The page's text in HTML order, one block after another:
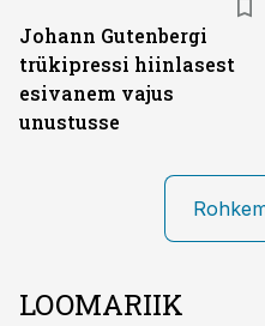
Johann Gutenbergi
trükipressi hiinlasest
esivanem vajus
unustusse
LOOMARIIK